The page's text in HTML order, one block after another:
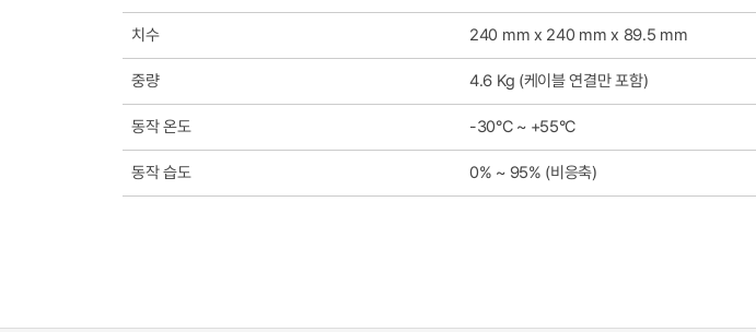
치수 240 mm x 240 mm x 89.5 mm
중량 4.6 Kg (케이블 연결만 포함)
동작 온도 -30°C ~ +55°C
동작 습도 0% ~ 95% (비응축)